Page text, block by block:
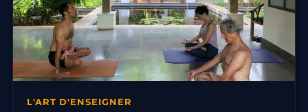
L'ART D'ENSEIGNER